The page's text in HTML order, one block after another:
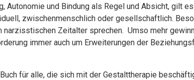
Autonomie und Bindung als Regel und Absicht, gilt
zwischenmen­schlich oder gesellschaftlich.
narzisstischen Zeitalter sprechen. Umso mehr
immer auch um Erweiterungen der
für alle, die sich mit der Gestalttherapie